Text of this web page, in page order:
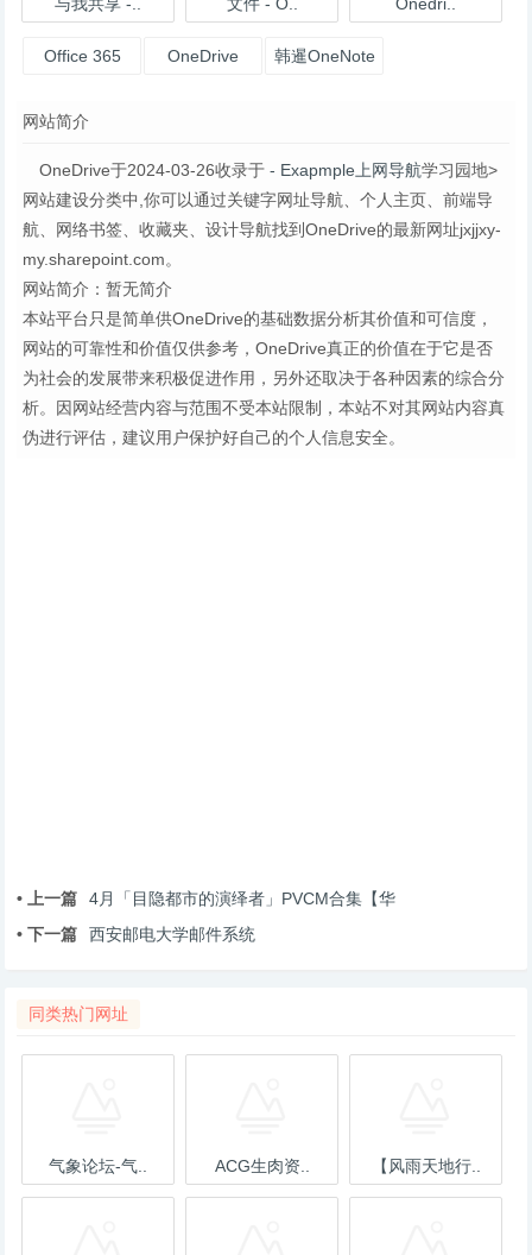
Office 365 OneDrive
韩暹OneNote
网站简介
OneDrive于2024-03-26收录于 - Exapmple上网导航学习园地>
网站建设分类中,你可以通过关键字网址导航、个人主页、前端导
航、网络书签、收藏夹、设计导航找到OneDrive的最新网址jxjjxy-
my.sharepoint.com。
网站简介：暂无简介
本站平台只是简单供OneDrive的基础数据分析其价值和可信度，
网站的可靠性和价值仅供参考，OneDrive真正的价值在于它是否
为社会的发展带来积极促进作用，另外还取决于各种因素的综合分
析。因网站经营内容与范围不受本站限制，本站不对其网站内容真
伪进行评估，建议用户保护好自己的个人信息安全。
• 上一篇
4月「目隐都市的演绎者」PVCM合集【华
• 下一篇
西安邮电大学邮件系统
同类热门网址
气象论坛-气.. ACG生肉资.. 【风雨天地行..